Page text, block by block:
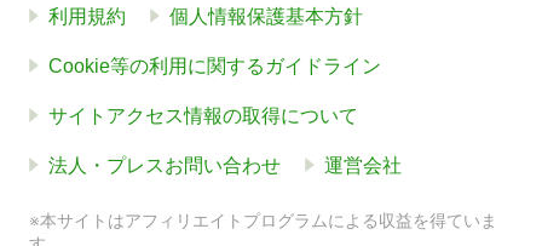
利用規約 個人情報保護基本方針
Cookie等の利用に関するガイドライン
サイトアクセス情報の取得について
法人・プレスお問い合わせ 運営会社
※本サイトはアフィリエイトプログラムによる収益を得ていま